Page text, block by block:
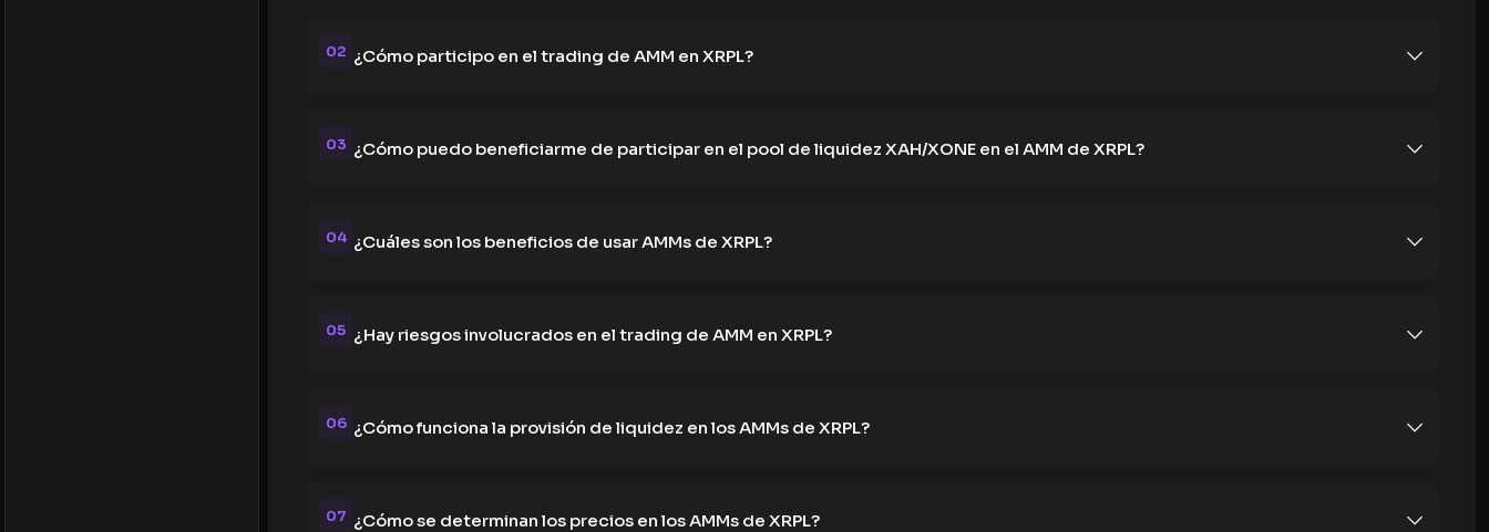
02 ¿Cómo participo en el trading de AMM en XRPL?
03 ¿Cómo puedo beneficiarme de participar en el pool de liquidez XAH/XONE en el AMM de XRPL?
04 ¿Cuáles son los beneficios de usar AMMs de XRPL?
05 ¿Hay riesgos involucrados en el trading de AMM en XRPL?
06 ¿Cómo funciona la provisión de liquidez en los AMMs de XRPL?
07 ¿Cómo se determinan los precios en los AMMs de XRPL?